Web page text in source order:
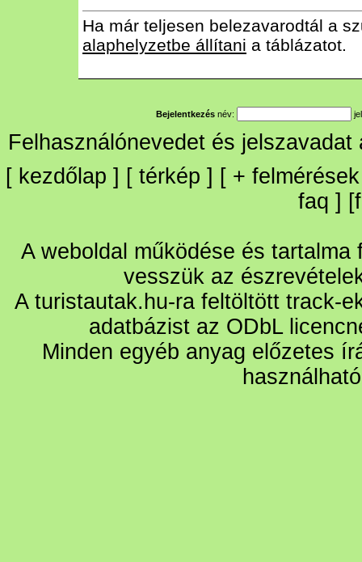
Ha már teljesen belezavarodtál a
alaphelyzetbe állítani a táblázatot.
Bejelentkezés név:
Felhasználónevedet és
[ kezdőlap ] [ térkép ] [ + felmérések
faq ] [
A weboldal működése és
vesszük az
A turistautak.hu-ra feltöltött track-
adatbázist az ODbL
Minden egyéb anyag előzetes